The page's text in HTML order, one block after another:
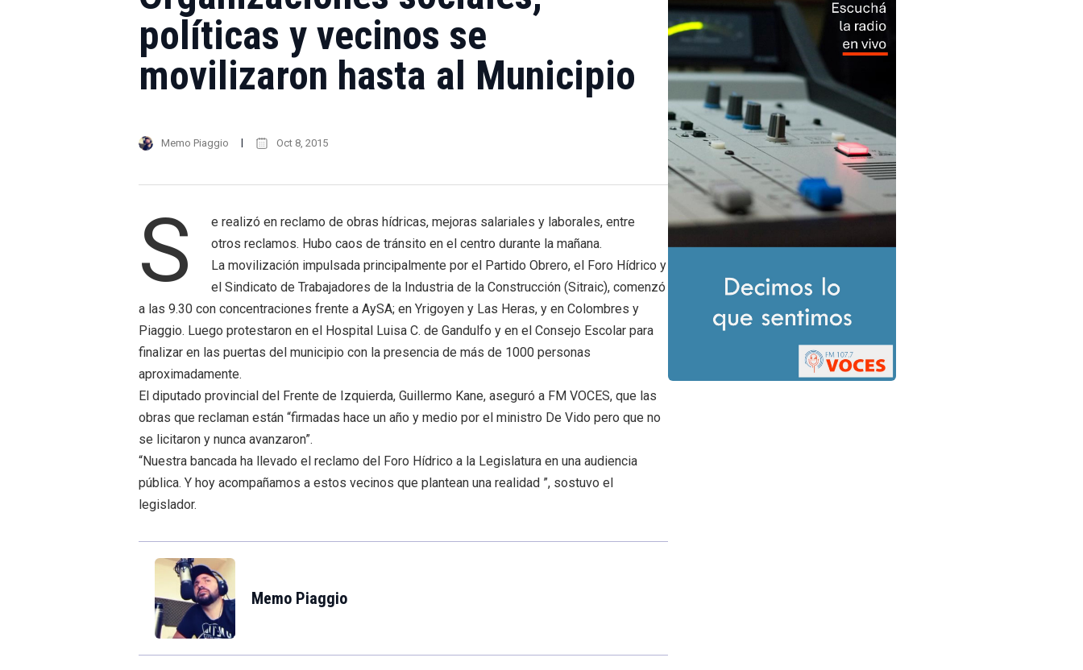
políticas y vecinos se
movilizaron hasta al Municipio
Memo Piaggio Oct 8, 2015
S
e realizó en reclamo de obras hídricas, mejoras salariales y laborales, entre
otros reclamos. Hubo caos de tránsito en el centro durante la mañana.
La movilización impulsada principalmente por el Partido Obrero, el Foro Hídrico y
el Sindicato de Trabajadores de la Industria de la Construcción (Sitraic), comenzó
a las 9.30 con concentraciones frente a AySA; en Yrigoyen y Las Heras, y en Colombres y
Piaggio. Luego protestaron en el Hospital Luisa C. de Gandulfo y en el Consejo Escolar para
finalizar en las puertas del municipio con la presencia de más de 1000 personas
aproximadamente.
El diputado provincial del Frente de Izquierda, Guillermo Kane, aseguró a FM VOCES, que las
obras que reclaman están “firmadas hace un año y medio por el ministro De Vido pero que no
se licitaron y nunca avanzaron”.
“Nuestra bancada ha llevado el reclamo del Foro Hídrico a la Legislatura en una audiencia
pública. Y hoy acompañamos a estos vecinos que plantean una realidad ”, sostuvo el
legislador.
Memo Piaggio